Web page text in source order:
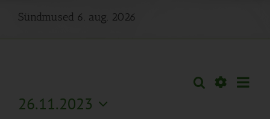
Sündmused 6. aug. 2026
Sündmused
Otsi Päev
26.11.2023